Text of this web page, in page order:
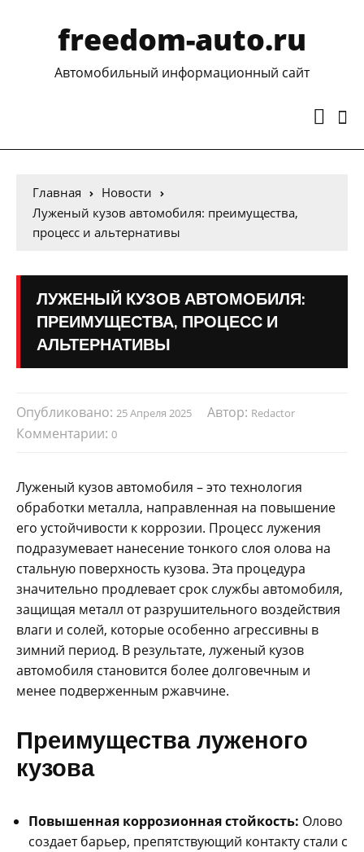
freedom-auto.ru
Автомобильный информационный сайт
Главная
Новости
Луженый кузов автомобиля: преимущества,
процесс и альтернативы
ЛУЖЕНЫЙ КУЗОВ АВТОМОБИЛЯ:
ПРЕИМУЩЕСТВА, ПРОЦЕСС И
АЛЬТЕРНАТИВЫ
Опубликовано: 25 Апреля 2025 Автор: Redactor
Комментарии: 0
Луженый кузов автомобиля – это технология
обработки металла, направленная на повышение
его устойчивости к коррозии. Процесс лужения
подразумевает нанесение тонкого слоя олова на
стальную поверхность кузова. Эта процедура
значительно продлевает срок службы автомобиля,
защищая металл от разрушительного воздействия
влаги и солей, которые особенно агрессивны в
зимний период. В результате, луженый кузов
автомобиля становится более долговечным и
менее подверженным ржавчине.
Преимущества луженого
кузова
Повышенная коррозионная стойкость: Олово
создает барьер, препятствующий контакту стали с